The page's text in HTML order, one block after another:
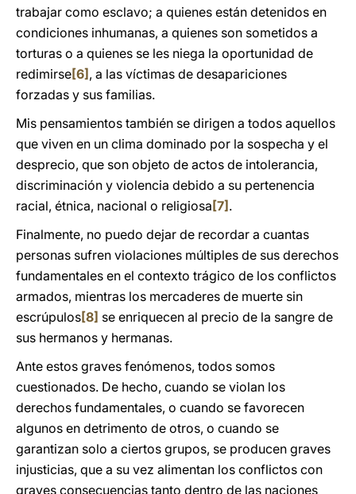
trabajar como esclavo; a quienes están detenidos en
condiciones inhumanas, a quienes son sometidos a
torturas o a quienes se les niega la oportunidad de
redimirse[6] , a las víctimas de desapariciones
forzadas y sus familias.
Mis pensamientos también se dirigen a todos aquellos
que viven en un clima dominado por la sospecha y el
desprecio, que son objeto de actos de intolerancia,
discriminación y violencia debido a su pertenencia
racial, étnica, nacional o religiosa [7] .
Finalmente, no puedo dejar de recordar a cuantas
personas sufren violaciones múltiples de sus derechos
fundamentales en el contexto trágico de los conflictos
armados, mientras los mercaderes de muerte sin
escrúpulos[8] se enriquecen al precio de la sangre de
sus hermanos y hermanas.
Ante estos graves fenómenos, todos somos
cuestionados. De hecho, cuando se violan los
derechos fundamentales, o cuando se favorecen
algunos en detrimento de otros, o cuando se
garantizan solo a ciertos grupos, se producen graves
injusticias, que a su vez alimentan los conflictos con
graves consecuencias tanto dentro de las naciones